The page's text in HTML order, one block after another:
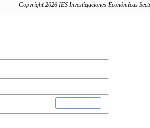
Copyright 2026 IES Investigaciones Económicas